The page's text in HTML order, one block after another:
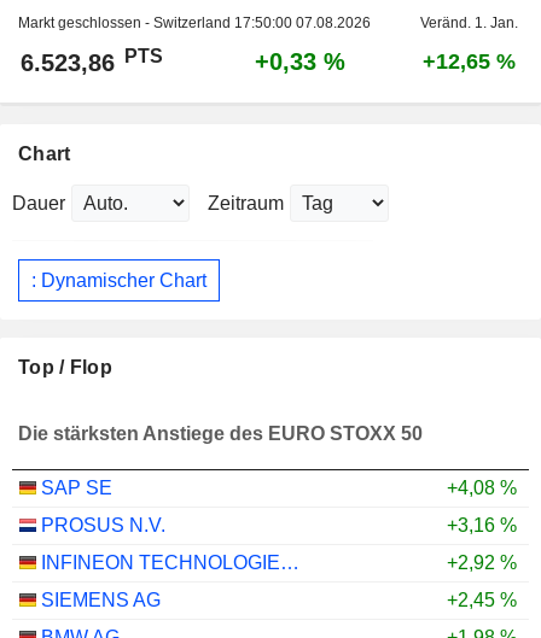
Markt geschlossen - Switzerland 17:50:00 07.08.2026 Veränd. 1. Jan.
6.523,86 PTS +0,33 % +12,65 %
Chart
Dauer Zeitraum
: Dynamischer Chart
Top / Flop
Die stärksten Anstiege des EURO STOXX 50
SAP SE
+4,08 %
PROSUS N.V.
+3,16 %
INFINEON TECHNOLOGIES AG
+2,92 %
SIEMENS AG
+2,45 %